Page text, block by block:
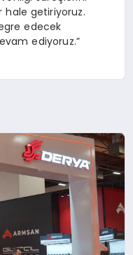
hale getiriyoruz.
edecek
ediyoruz.”